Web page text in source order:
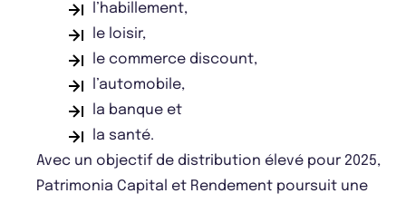
l’habillement,
le loisir,
le commerce discount,
l’automobile,
la banque et
la santé.
Avec un objectif de distribution élevé pour 2025,
Patrimonia Capital et Rendement poursuit une